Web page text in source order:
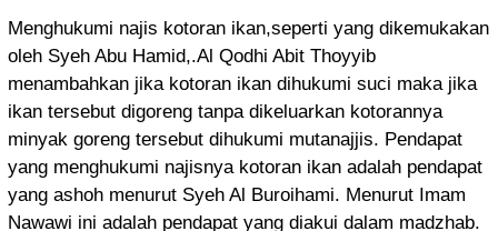
Menghukumi najis kotoran ikan,seperti yang dikemukakan
oleh Syeh Abu Hamid,.Al Qodhi Abit Thoyyib
menambahkan jika kotoran ikan dihukumi suci maka jika
ikan tersebut digoreng tanpa dikeluarkan kotorannya
minyak goreng tersebut dihukumi mutanajjis. Pendapat
yang menghukumi najisnya kotoran ikan adalah pendapat
yang ashoh menurut Syeh Al Buroihami. Menurut Imam
Nawawi ini adalah pendapat yang diakui dalam madzhab.